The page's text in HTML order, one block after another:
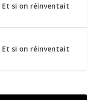
Et si on réinventait
Et si on réinventait